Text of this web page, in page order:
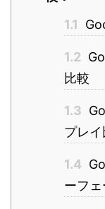
1.1
1.2
比較
1.3
プレイ
1.4
ーフ